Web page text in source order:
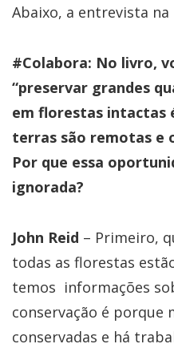
Abaixo, a entrevista
#Colabora: No livro,
“preservar grandes
em florestas intactas
terras são remotas e
Por que essa
ignorada?
John Reid – Primeiro,
todas as florestas
temos informações
conservação é
conservadas e há